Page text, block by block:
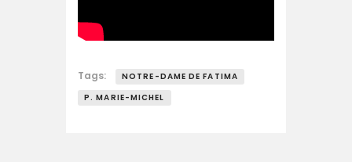
Tags:
NOTRE-DAME DE FATIMA
P. MARIE-MICHEL